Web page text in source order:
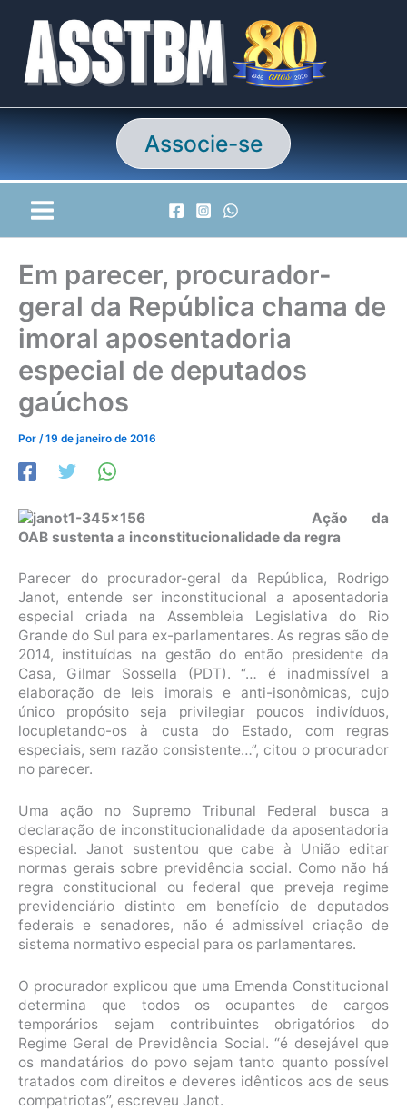
conteúdo
Associe-se
Em parecer, procurador-
geral da República chama de
imoral aposentadoria
especial de deputados
gaúchos
Por /19 de janeiro de 2016
Ação da
OAB sustenta a inconstitucionalidade da regra
Parecer do procurador-geral da República, Rodrigo
Janot, entende ser inconstitucional a aposentadoria
especial criada na Assembleia Legislativa do Rio
Grande do Sul para ex-parlamentares. As regras são de
2014, instituídas na gestão do então presidente da
Casa, Gilmar Sossella (PDT). “… é inadmissível a
elaboração de leis imorais e anti-isonômicas, cujo
único propósito seja privilegiar poucos indivíduos,
locupletando-os à custa do Estado, com regras
especiais, sem razão consistente…”, citou o procurador
no parecer.
Uma ação no Supremo Tribunal Federal busca a
declaração de inconstitucionalidade da aposentadoria
especial. Janot sustentou que cabe à União editar
normas gerais sobre previdência social. Como não há
regra constitucional ou federal que preveja regime
previdenciário distinto em benefício de deputados
federais e senadores, não é admissível criação de
sistema normativo especial para os parlamentares.
O procurador explicou que uma Emenda Constitucional
determina que todos os ocupantes de cargos
temporários sejam contribuintes obrigatórios do
Regime Geral de Previdência Social. “é desejável que
os mandatários do povo sejam tanto quanto possível
tratados com direitos e deveres idênticos aos de seus
compatriotas”, escreveu Janot.